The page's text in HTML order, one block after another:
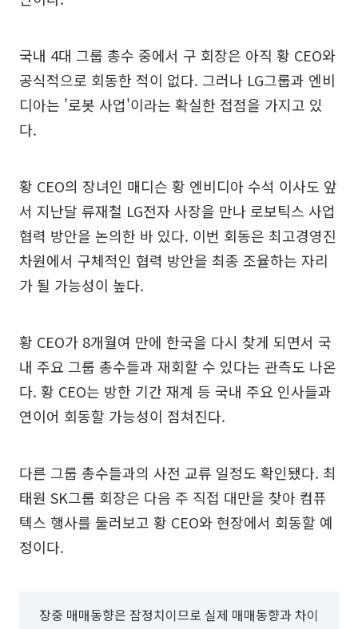
국내 4대 그룹 총수 중에서 구 회장은 아직 황 CEO와
공식적으로 회동한 적이 없다. 그러나 LG그룹과 엔비
디아는 '로봇 사업'이라는 확실한 접점을 가지고 있
다.
황 CEO의 장녀인 매디슨 황 엔비디아 수석 이사도 앞
서 지난달 류재철 LG전자 사장을 만나 로보틱스 사업
협력 방안을 논의한 바 있다. 이번 회동은 최고경영진
차원에서 구체적인 협력 방안을 최종 조율하는 자리
가 될 가능성이 높다.
황 CEO가 8개월여 만에 한국을 다시 찾게 되면서 국
내 주요 그룹 총수들과 재회할 수 있다는 관측도 나온
다. 황 CEO는 방한 기간 재계 등 국내 주요 인사들과
연이어 회동할 가능성이 점쳐진다.
다른 그룹 총수들과의 사전 교류 일정도 확인됐다. 최
태원 SK그룹 회장은 다음 주 직접 대만을 찾아 컴퓨
텍스 행사를 둘러보고 황 CEO와 현장에서 회동할 예
정이다.
장중 매매동향은 잠정치이므로 실제 매매동향과 차이